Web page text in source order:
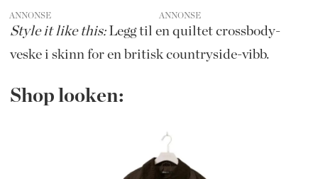
ANNONSE
Style it like this: Legg til en quiltet crossbody-
veske i skinn for en britisk countryside-vibb.
Shop looken: